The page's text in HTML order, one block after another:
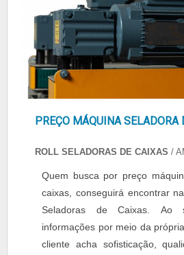
PREÇO MÁQUINA SELADORA
ROLL SELADORAS DE CAIXAS /
Quem busca por preço
caixas, conseguirá encontrar
Seladoras de Caixas. Ao
informações por meio da
cliente acha sofisticação,